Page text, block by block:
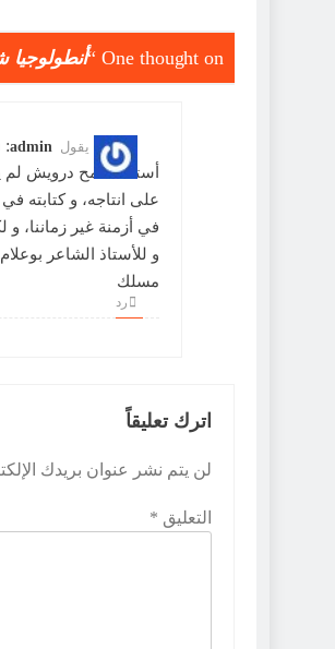
One thought on “
يقول admin
:
أستاذ سامح درويش
على انتاجه، و كتابته
في أزمنة غير زماننا،
و للأستاذ الشاعر
مسلك
رد
اترك تعليقاً
لن يتم نشر عنوان بريدك
التعليق *